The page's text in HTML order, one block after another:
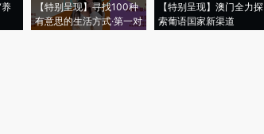
养
【特别呈现】寻找100种
有意思的生活方式·第一对
【特别呈现】澳门全力探
索葡语国家新渠道